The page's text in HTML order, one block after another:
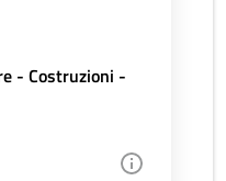
- Costruzioni -